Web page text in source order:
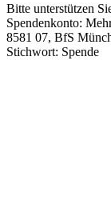
Bitte unterstützen
Spendenkonto:
8581 07, BfS
Stichwort: Spende